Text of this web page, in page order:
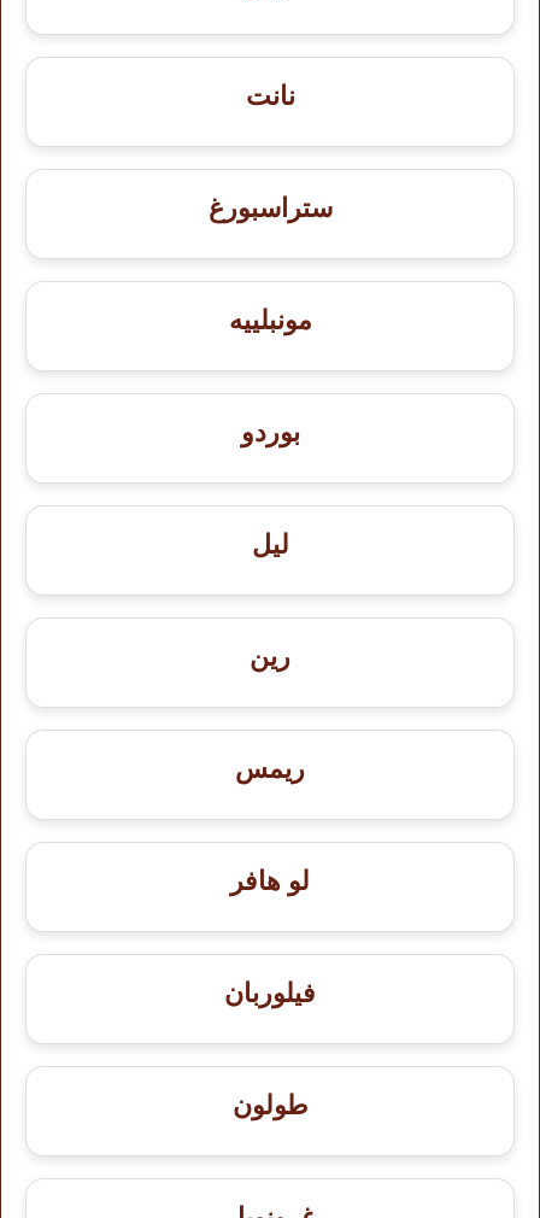
نانت
ستراسبورغ
مونبلييه
بوردو
ليل
رين
ريمس
لو هافر
فيلوربان
طولون